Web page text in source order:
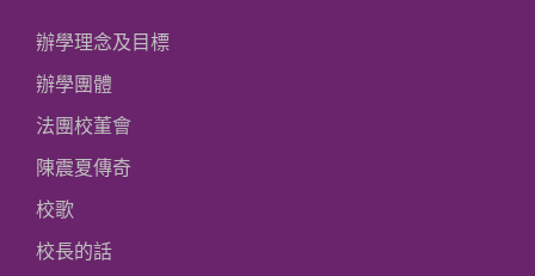
辦學理念及目標
辦學團體
法團校董會
陳震夏傳奇
校歌
校長的話